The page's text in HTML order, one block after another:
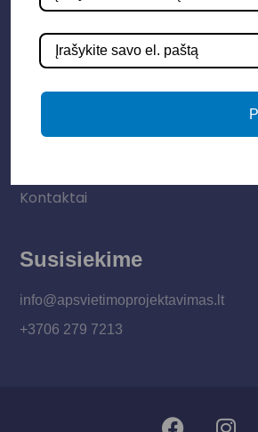
Vidaus apšvietimas
Informacija
Paslaugos
Kontaktai
Susisiekime
info@apsvietimoprojektavimas.lt
+3706 279 7213